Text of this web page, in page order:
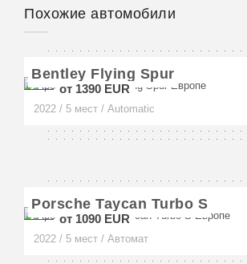
Милан
Верона
Похожие автомобили
Bentley Flying Spur
от 1390 EUR
2022 / 5 мест / Automatic
Porsche Taycan Turbo S
от 1090 EUR
2022 / 5 мест / Автомат